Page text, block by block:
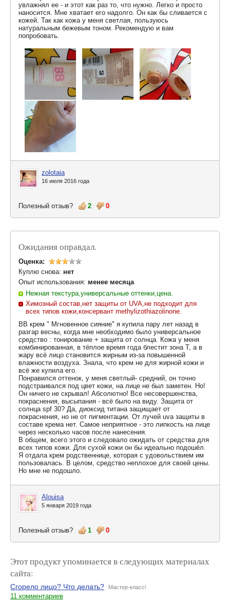
увлажнял ее - и этот как раз то, что нужно. Легко и просто
наносится. Мне хватает его надолго. Он как бы сливается с
кожей. Так как кожа у меня светлая, пользуюсь
натуральным бежевым тоном. Рекомендую и вам
попробовать.
zolotaia
16 июля 2016 года
Полезный отзыв? 2 0
Ожидания оправдал.
Оценка:
Куплю снова: нет
Опыт использования: менее месяца
Нежная текстура,универсальные оттенки,цена.
Химозный состав,нет защиты от UVA,не подходит для
всех типов кожи,консервант methylizothiazolinone.
ВВ крем " Мгновенное сияние" я купила пару лет назад в
разгар весны, когда мне необходимо было универсальное
средство : тонирование + защита от солнца. Кожа у меня
комбинированная, в тёплое время года блестит зона Т, а в
жару всё лицо становится жирным из-за повышенной
влажности воздуха. Знала, что крем не для жирной кожи и
всё же купила его.
Понравился оттенок, у меня светлый- средний, он точно
подстраивался под цвет кожи, на лице не был заметен. Но!
Он ничего не скрывал! Абсолютно! Все несовершенства,
покраснения, высыпания - всё было на виду. Защита от
солнца spf 30? Да, диоксид титана защищает от
покраснения, но не от пигментации. От лучей uva защиты в
составе крема нет. Самое неприятное - это липкость на лице
через несколько часов после нанесения.
В общем, всего этого и следовало ожидать от средства для
всех типов кожи. Для сухой кожи он бы идеально подошёл.
Я отдала крем родственнице, которая с удовольствием им
пользовалась. В целом, средство неплохое для своей цены.
Но мне не подошло.
Alouisa
5 января 2019 года
Полезный отзыв? 1 0
Этот продукт упоминается в следующих материалах
сайта:
Сгорело лицо? Что делать? Мастер-класс!
11 комментариев